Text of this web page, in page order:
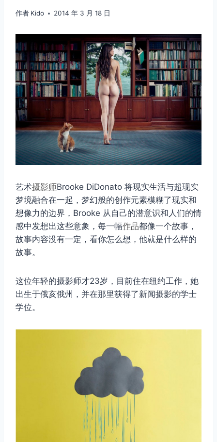
作者 Kido 2014 年 3 月 18 日
艺术摄影师Brooke DiDonato 将现实生活与超现实
梦境融合在一起，梦幻般的创作元素模糊了现实和
想像力的边界，Brooke 从自己的潜意识和人们的情
感中发想出这些意象，每一幅作品都像一个故事，
故事内容没有一定，看你怎么想，他就是什么样的
故事。
这位年轻的摄影师才23岁，目前住在纽约工作，她
出生于俄亥俄州，并在那里获得了新闻摄影的学士
学位。